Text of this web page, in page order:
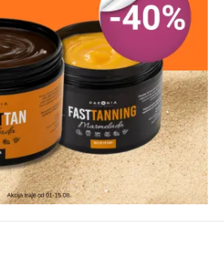
●DISODIUM STEAROYL
GLYCOL ●SILICA SILYLATE
HECTORITE ●CALCIUM
●TOCOPHEROL
SODIUM
TAURATECOPOLYMER ●PARFUM
HYDROXIDE ●HEXYL
SALICYLATE ●LINALOOL